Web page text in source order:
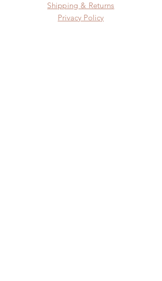
Shipping & Returns
Privacy Policy